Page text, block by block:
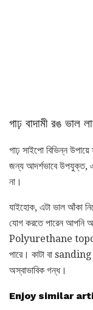
গাঢ় বাদামী রঙ ভাল
গাঢ় সাইপো বিভিন্ন উপায়ে
জন্য আদর্শভাবে উপযুক্ত,
না।
যাইহোক, এটা ভাল আঁকা
যোগ করতে পারেন আপনি
Polyurethane
পারে। কাটা বা sanding
অস্বাভাবিক গন্ধ।
Enjoy similar